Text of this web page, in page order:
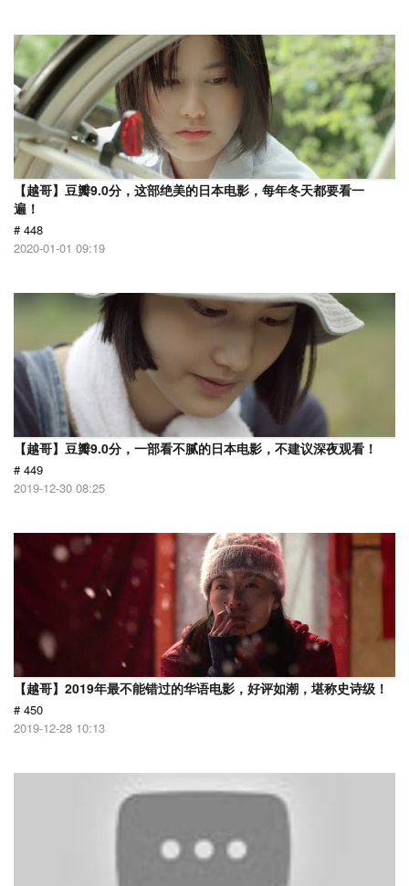
【越哥】豆瓣9.0分，这部绝美的日本电影，每年冬天都要看一
遍！
# 448
2020-01-01 09:19
【越哥】豆瓣9.0分，一部看不腻的日本电影，不建议深夜观看！
# 449
2019-12-30 08:25
【越哥】2019年最不能错过的华语电影，好评如潮，堪称史诗级！
# 450
2019-12-28 10:13